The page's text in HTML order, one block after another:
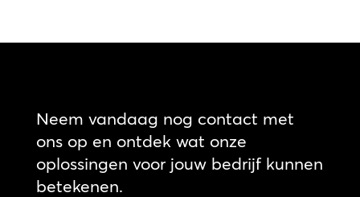
Neem vandaag nog contact met
ons op en ontdek wat onze
oplossingen voor jouw bedrijf kunnen
betekenen.